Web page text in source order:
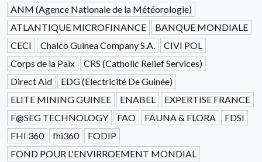
ANM (Agence Nationale de la Météorologie)
ATLANTIQUE MICROFINANCE
BANQUE MONDIALE
CECI
Chalco Guinea Company S.A.
CIVI POL
Corps de la Paix
CRS (Catholic Relief Services)
Direct Aid
EDG (Electricité De Guinée)
ELITE MINING GUINEE
ENABEL
EXPERTISE FRANCE
F@SEG TECHNOLOGY
FAO FAUNA & FLORA
FDSI
FHI 360
fhi360
FODIP
FOND POUR L'ENVIRROEMENT MONDIAL